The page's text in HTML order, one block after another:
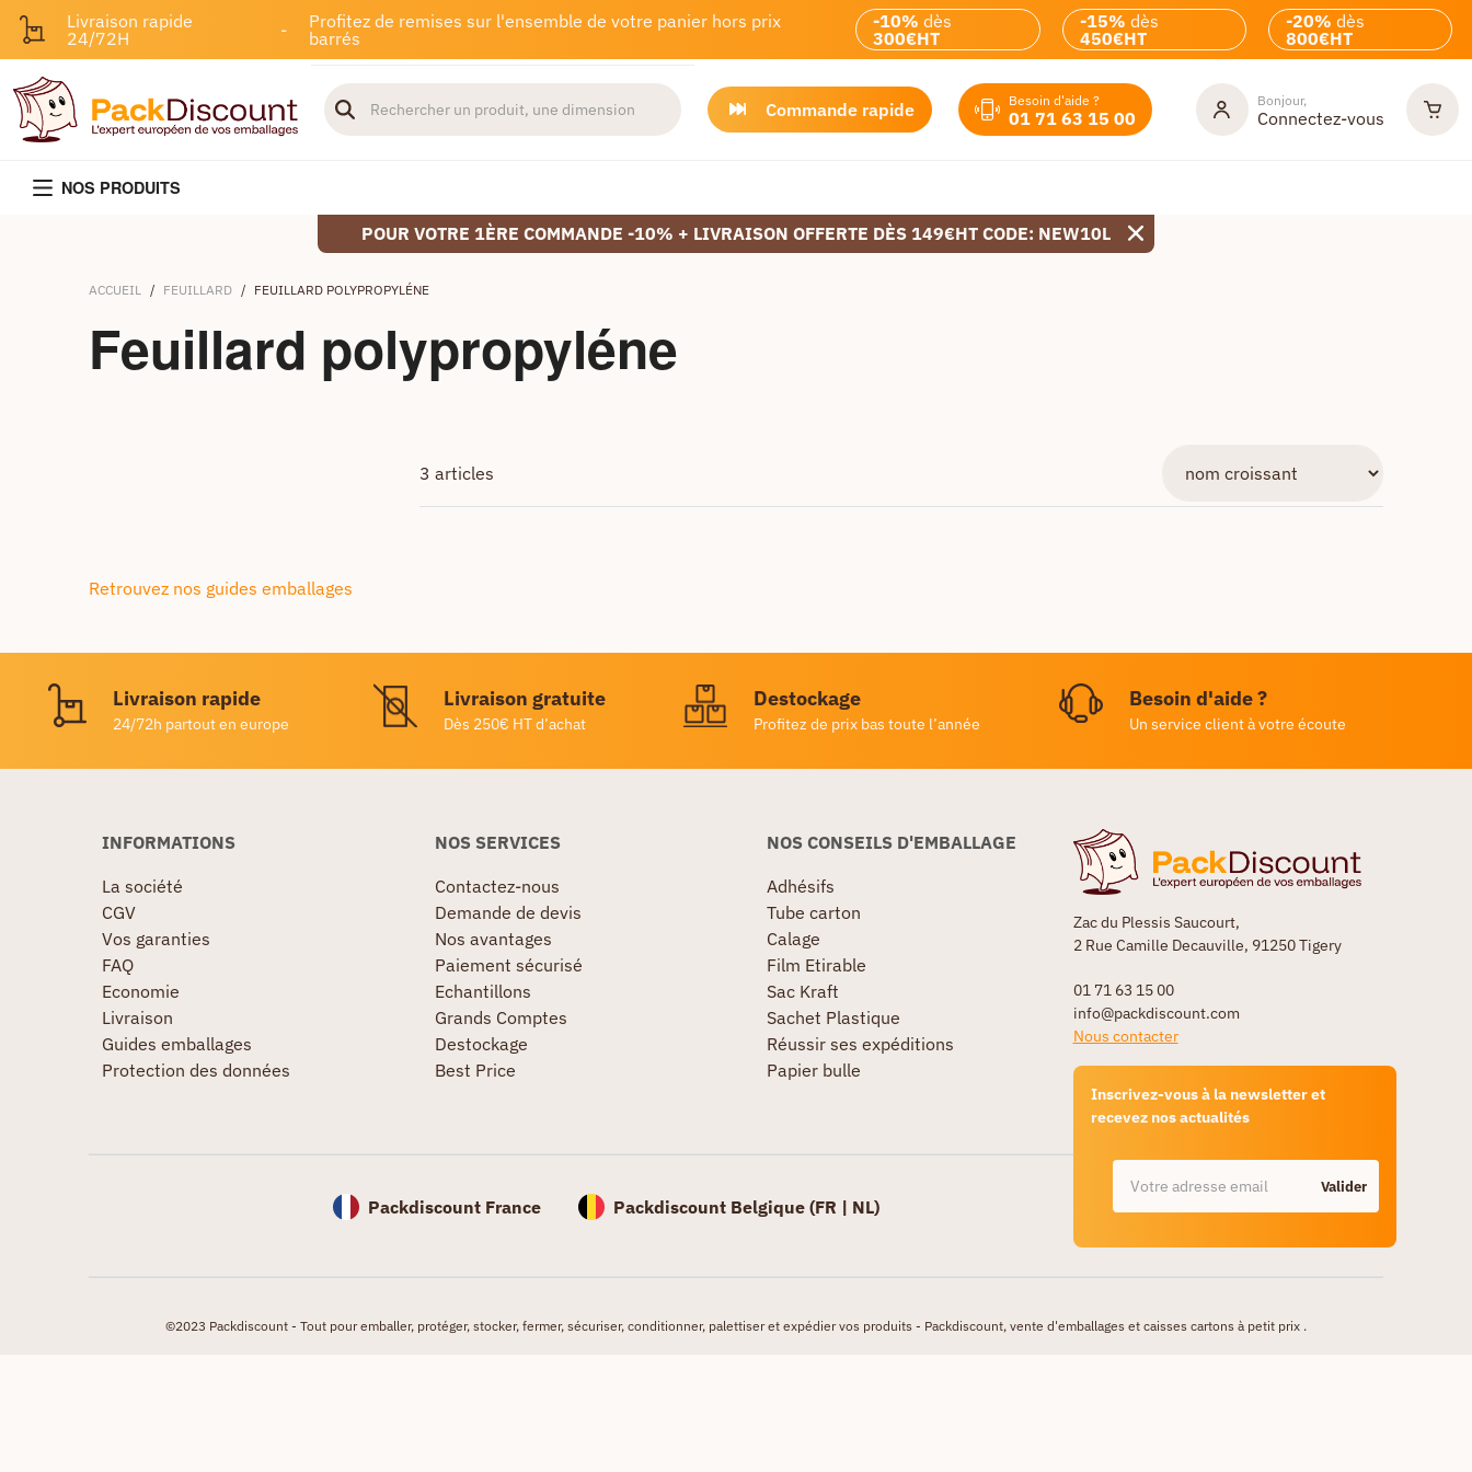
Livraison rapide
24/72H
-
Profitez de remises sur l'ensemble de votre panier hors prix
barrés
-10% dès
300€HT
-15% dès
450€HT
-20% dès
800€HT
Commande rapide Besoin d'aide ?
01 71 63 15 00
Bonjour,
Connectez-vous
NOS PRODUITS
POUR VOTRE 1ÈRE COMMANDE -10% + LIVRAISON OFFERTE DÈS 149€HT CODE: NEW10L
ACCUEIL / FEUILLARD / FEUILLARD POLYPROPYLÉNE
Feuillard polypropyléne
3 articles
Retrouvez nos guides emballages
Livraison rapide
24/72h partout en europe
Livraison gratuite
Dès 250€ HT d’achat
Destockage
Profitez de prix bas toute l’année
Besoin d'aide ?
Un service client à votre écoute
Zac du Plessis Saucourt,
2 Rue Camille Decauville, 91250 Tigery
01 71 63 15 00
info@packdiscount.com
Nous contacter
Inscrivez-vous à la newsletter et
recevez nos actualités
Valider
INFORMATIONS
La société
CGV
Vos garanties
FAQ
Economie
Livraison
Guides emballages
Protection des données
NOS SERVICES
Contactez-nous
Demande de devis
Nos avantages
Paiement sécurisé
Echantillons
Grands Comptes
Destockage
Best Price
NOS CONSEILS D'EMBALLAGE
Adhésifs
Tube carton
Calage
Film Etirable
Sac Kraft
Sachet Plastique
Réussir ses expéditions
Papier bulle
Packdiscount France Packdiscount Belgique (FR | NL)
©2023 Packdiscount - Tout pour emballer, protéger, stocker, fermer, sécuriser, conditionner, palettiser et expédier vos produits - Packdiscount, vente d'emballages et caisses cartons à petit prix .